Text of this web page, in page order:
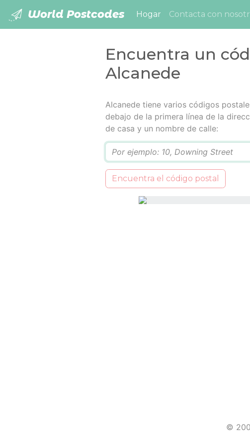
World Postcodes Hogar (current)
Contacta con
Encuentra un
Alcanede
Alcanede tiene varios códigos
debajo de la primera línea de la
de casa y un nombre de calle:
Encuentra el código postal
©